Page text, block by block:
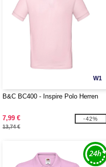
W1
B&C BC400 - Inspire Polo Herren
7,99 €
13,74 €
-42%